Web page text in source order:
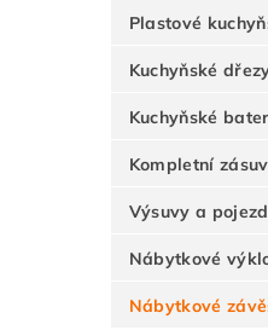
Plastové
Kuchyňské
Kuchyňské
Kompletní
Výsuvy a
Nábytkové
Nábytkové